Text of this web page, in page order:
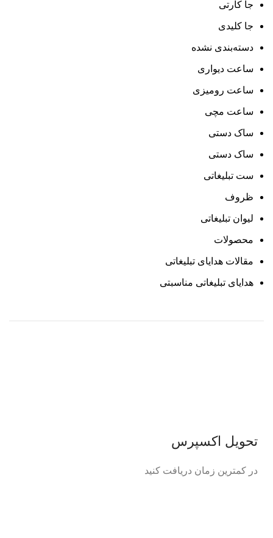
جا کارتی
جا کلیدی
دسته‌بندی نشده
ساعت دیواری
ساعت رومیزی
ساعت مچی
ساک دستی
ساک دستی
ست تبلیغاتی
ظروف
لیوان تبلیغاتی
محصولات
مقالات هدایای تبلیغاتی
هدایای تبلیغاتی مناسبتی
تحویل اکسپرس
در کمترین زمان دریافت کنید